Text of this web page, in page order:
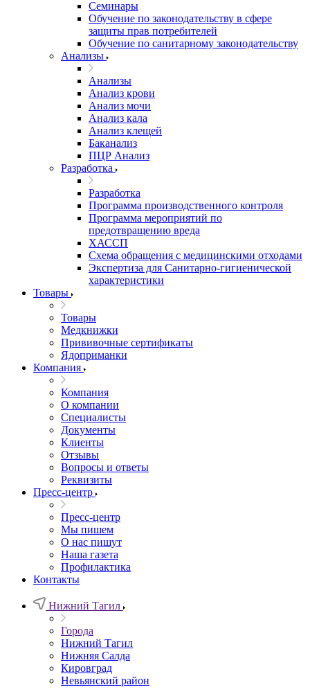
Семинары
Обучение по законодательству в сфере
защиты прав потребителей
Обучение по санитарному законодательству
Анализы
Анализы
Анализ крови
Анализ мочи
Анализ кала
Анализ клещей
Баканализ
ПЦР Анализ
Разработка
Разработка
Программа производственного контроля
Программа мероприятий по
предотвращению вреда
ХАССП
Схема обращения с медицинскими отходами
Экспертиза для Санитарно-гигиенической
характеристики
Товары
Товары
Медкнижки
Прививочные сертификаты
Ядоприманки
Компания
Компания
О компании
Специалисты
Документы
Клиенты
Отзывы
Вопросы и ответы
Реквизиты
Пресс-центр
Пресс-центр
Мы пишем
О нас пишут
Наша газета
Профилактика
Контакты
Нижний Тагил
Города
Нижний Тагил
Нижняя Салда
Кировград
Невьянский район